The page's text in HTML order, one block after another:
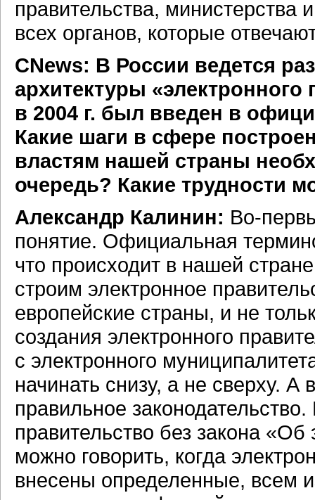
правительства,
всех органов, которые
CNews: В России ведется
архитектуры
в 2004 г. был введен в
Какие шаги в сфере
властям нашей страны
очередь? Какие трудности
Александр Калинин: Во-
понятие. Официальная
что происходит в нашей
строим электронное
европейские страны, и не
создания электронного
с электронного
начинать снизу, а не сверху.
правильное
правительство без закона
можно говорить, когда
внесены определенные, всем